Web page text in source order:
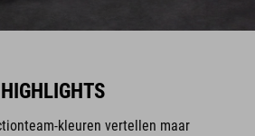
HIGHLIGHTS
kleuren vertellen maar